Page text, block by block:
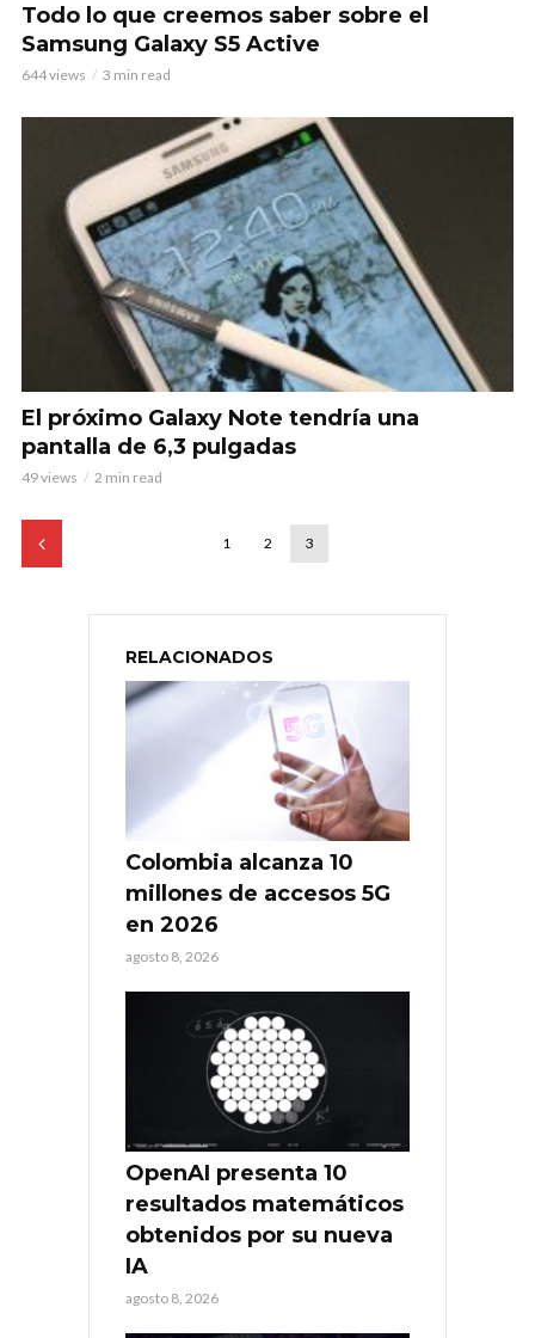
Todo lo que creemos saber sobre el
Samsung Galaxy S5 Active
644 views 3 min read
El próximo Galaxy Note tendría una
pantalla de 6,3 pulgadas
49 views 2 min read
1 2 3
RELACIONADOS
Colombia alcanza 10
millones de accesos 5G
en 2026
agosto 8, 2026
OpenAI presenta 10
resultados matemáticos
obtenidos por su nueva
IA
agosto 8, 2026